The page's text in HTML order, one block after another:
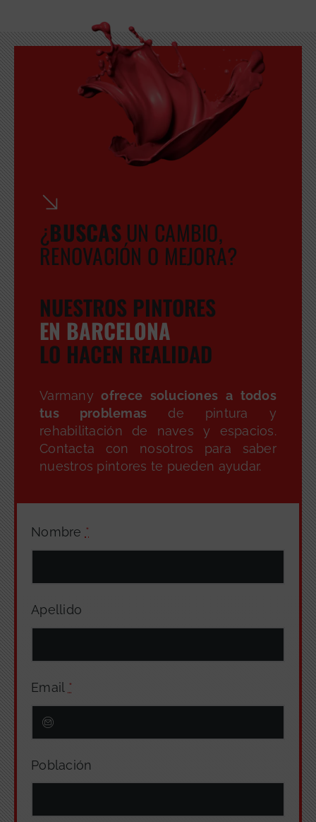
Nombre *
Apellido
Email *
Población
¿BUSCASUN CAMBIO,
RENOVACIÓN O MEJORA?
NUESTROS PINTORES
EN BARCELONA
LO HACEN REALIDAD
Varmany ofrece soluciones a todos
tus problemas de pintura y
rehabilitación de naves y espacios.
Contacta con nosotros para saber
nuestros pintores te pueden ayudar.